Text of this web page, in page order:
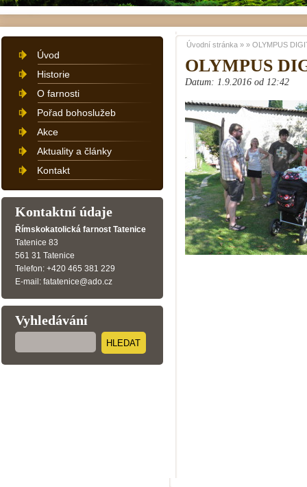
OLYMPUS
Datum: 1.9.2016 od 12:42
Úvodní stránka » » OLYMPUS
Úvod
Historie
O farnosti
Pořad bohoslužeb
Akce
Aktuality a články
Kontakt
Kontaktní údaje
Římskokatolická farnost Tatenice
Tatenice 83
561 31 Tatenice
Telefon: +420 465 381 229
E-mail: fatatenice@ado.cz
Vyhledávání
HLEDAT